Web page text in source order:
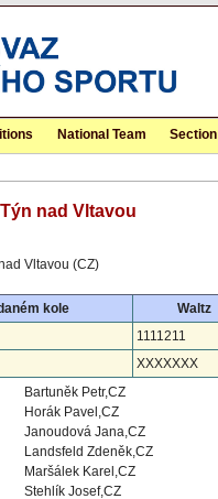
National Team Section
nad Vltavou
Vltavou (CZ)
kole Waltz
1111211
XXXXXXX
Bartuněk Petr,CZ
Horák Pavel,CZ
Janoudová Jana,CZ
Landsfeld Zdeněk,CZ
Maršálek Karel,CZ
Stehlík Josef,CZ